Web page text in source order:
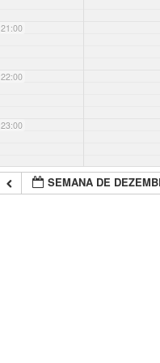
21:00
22:00
23:00
SEMANA DE